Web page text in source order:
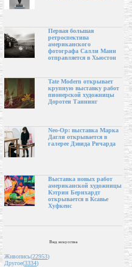
Первая большая
ретроспектива
американского
фотографа Салли Манн
отправляется в Хьюстон
Tate Modern открывает
крупную выставку работ
пионерской художницы
Доротеи Таннинг
Neo-Op: выставка Марка
Дагли открывается в
галерее Дэвида Ричарда
Выставка новых работ
американской художницы
Кэтрин Бернхардт
открывается в Ксавье
Хуфкенс
Вид искусства
Живопись(22953)
Другое(3334)